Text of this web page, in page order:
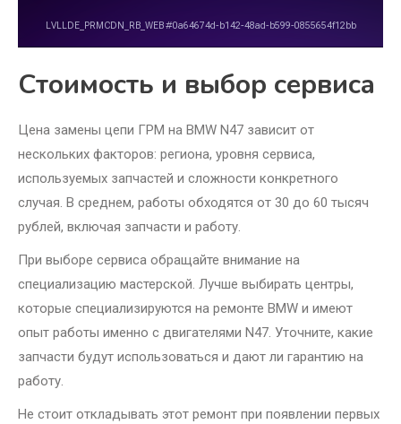
Стоимость и выбор сервиса
Цена замены цепи ГРМ на BMW N47 зависит от
нескольких факторов: региона, уровня сервиса,
используемых запчастей и сложности конкретного
случая. В среднем, работы обходятся от 30 до 60 тысяч
рублей, включая запчасти и работу.
При выборе сервиса обращайте внимание на
специализацию мастерской. Лучше выбирать центры,
которые специализируются на ремонте BMW и имеют
опыт работы именно с двигателями N47. Уточните, какие
запчасти будут использоваться и дают ли гарантию на
работу.
Не стоит откладывать этот ремонт при появлении первых